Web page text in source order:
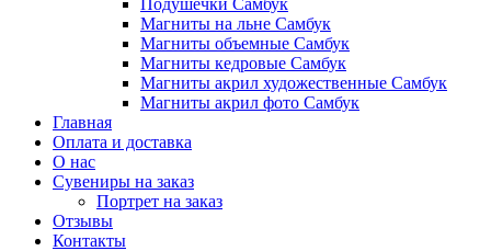
Подушечки Самбук
Магниты на льне Самбук
Магниты объемные Самбук
Магниты кедровые Самбук
Магниты акрил художественные Самбук
Магниты акрил фото Самбук
Главная
Оплата и доставка
О нас
Сувениры на заказ
Портрет на заказ
Отзывы
Контакты